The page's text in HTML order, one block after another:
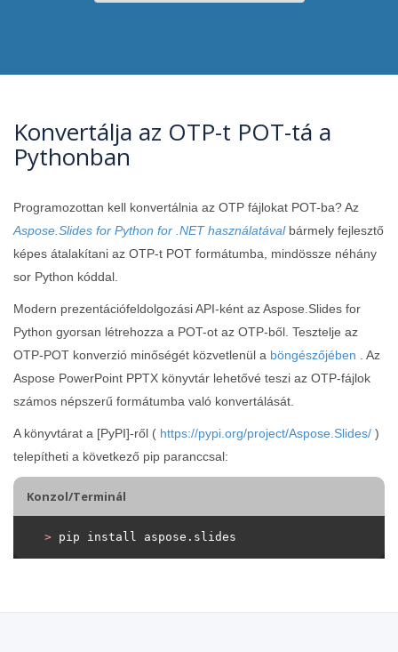
Konvertálja az OTP-t POT-tá a
Pythonban
Programozottan kell konvertálnia az OTP fájlokat POT-ba? Az
Aspose.Slides for Python for .NET használatávalbármely fejlesztő
képes átalakítani az OTP-t POT formátumba, mindössze néhány
sor Python kóddal.
Modern prezentációfeldolgozási API-ként az Aspose.Slides for
Python gyorsan létrehozza a POT-ot az OTP-ből. Tesztelje az
OTP-POT konverzió minőségét közvetlenül a böngészőjében . Az
Aspose PowerPoint PPTX könyvtár lehetővé teszi az OTP-fájlok
számos népszerű formátumba való konvertálását.
A könyvtárat a [PyPI]-ről ( https://pypi.org/project/Aspose.Slides/ )
telepítheti a következő pip paranccsal:
Konzol/Terminál
> pip install aspose.slides